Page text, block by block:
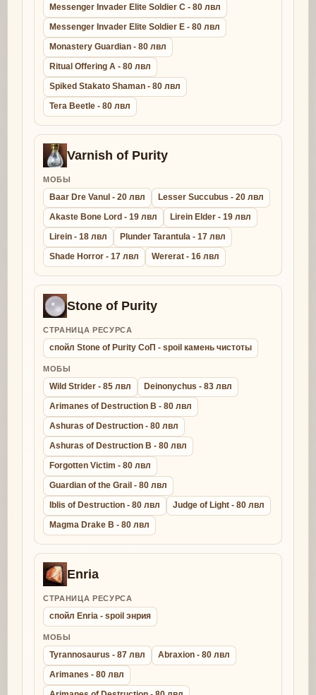
Messenger Invader Elite Soldier C - 80 лвл
Messenger Invader Elite Soldier E - 80 лвл
Monastery Guardian - 80 лвл
Ritual Offering A - 80 лвл
Spiked Stakato Shaman - 80 лвл
Tera Beetle - 80 лвл
Varnish of Purity
МОБЫ
Baar Dre Vanul - 20 лвл
Lesser Succubus - 20 лвл
Akaste Bone Lord - 19 лвл
Lirein Elder - 19 лвл
Lirein - 18 лвл
Plunder Tarantula - 17 лвл
Shade Horror - 17 лвл
Wererat - 16 лвл
Stone of Purity
СТРАНИЦА РЕСУРСА
спойл Stone of Purity СоП - spoil камень чистоты
МОБЫ
Wild Strider - 85 лвл
Deinonychus - 83 лвл
Arimanes of Destruction B - 80 лвл
Ashuras of Destruction - 80 лвл
Ashuras of Destruction B - 80 лвл
Forgotten Victim - 80 лвл
Guardian of the Grail - 80 лвл
Iblis of Destruction - 80 лвл
Judge of Light - 80 лвл
Magma Drake B - 80 лвл
Enria
СТРАНИЦА РЕСУРСА
спойл Enria - spoil энрия
МОБЫ
Tyrannosaurus - 87 лвл
Abraxion - 80 лвл
Arimanes - 80 лвл